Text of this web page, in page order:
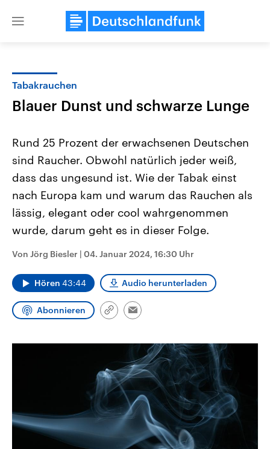
Close
USA
Aktuelle Beiträge, Analysen und
Hintergründe
Wirtschaftlich und militärisch
gehören die Vereinigten Staaten zu
den mächtigsten Ländern der Erde,
aktuelle Weltgeschehen.
Nahostkonflikt
Aktuelle Lage und
Der Überfall der
Terrororganisation Hamas
Oktober 2023 auf Israel
Region wieder die Gewalt
Diese wird wie die
Libanon vom Iran
Sendungen Programm
Tabakrauchen
Blauer Dunst und schwarze Lunge
Rund 25 Prozent der erwachsenen Deutschen
sind Raucher. Obwohl natürlich jeder weiß,
dass das ungesund ist. Wie der Tabak einst
nach Europa kam und warum das Rauchen als
lässig, elegant oder cool wahrgenommen
wurde, darum geht es in dieser Folge.
Von Jörg Biesler | 04. Januar 2024, 16:30 Uhr
Hören 43:44 Audio herunterladen
Abonnieren
Link
Email